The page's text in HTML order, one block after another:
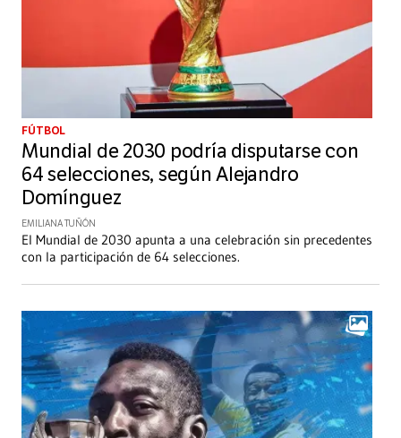
FÚTBOL
Mundial de 2030 podría disputarse con
64 selecciones, según Alejandro
Domínguez
EMILIANA TUÑÓN
El Mundial de 2030 apunta a una celebración sin precedentes
con la participación de 64 selecciones.